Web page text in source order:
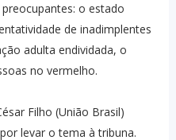
o estado
de inadimplentes
adulta endividada, o
no vermelho.
Filho (União Brasil)
levar o tema à tribuna.